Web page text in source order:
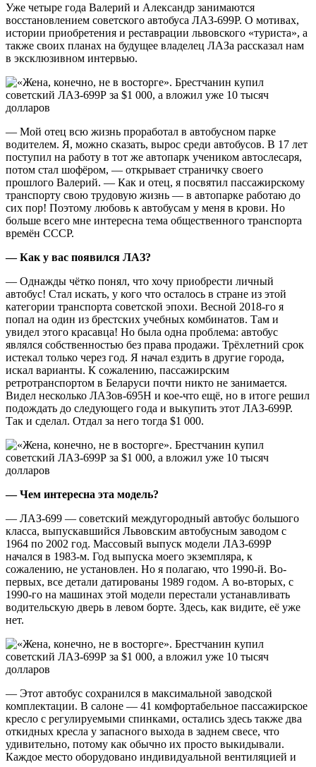
Уже четыре года Валерий и Александр занимаются
восстановлением советского автобуса ЛАЗ-699Р. О мотивах,
истории приобретения и реставрации львовского «туриста», а
также своих планах на будущее владелец ЛАЗа рассказал нам
в эксклюзивном интервью.
— Мой отец всю жизнь проработал в автобусном парке
водителем. Я, можно сказать, вырос среди автобусов. В 17 лет
поступил на работу в тот же автопарк учеником автослесаря,
потом стал шофёром, — открывает страничку своего
прошлого Валерий. — Как и отец, я посвятил пассажирскому
транспорту свою трудовую жизнь — в автопарке работаю до
сих пор! Поэтому любовь к автобусам у меня в крови. Но
больше всего мне интересна тема общественного транспорта
времён СССР.
— Как у вас появился ЛАЗ?
— Однажды чётко понял, что хочу приобрести личный
автобус! Стал искать, у кого что осталось в стране из этой
категории транспорта советской эпохи. Весной 2018-го я
попал на один из брестских учебных комбинатов. Там и
увидел этого красавца! Но была одна проблема: автобус
являлся собственностью без права продажи. Трёхлетний срок
истекал только через год. Я начал ездить в другие города,
искал варианты. К сожалению, пассажирским
ретротранспортом в Беларуси почти никто не занимается.
Видел несколько ЛАЗов-695Н и кое-что ещё, но в итоге решил
подождать до следующего года и выкупить этот ЛАЗ-699Р.
Так и сделал. Отдал за него тогда $1 000.
— Чем интересна эта модель?
— ЛАЗ-699 — советский междугородный автобус большого
класса, выпускавшийся Львовским автобусным заводом с
1964 по 2002 год. Массовый выпуск модели ЛАЗ-699Р
начался в 1983-м. Год выпуска моего экземпляра, к
сожалению, не установлен. Но я полагаю, что 1990-й. Во-
первых, все детали датированы 1989 годом. А во-вторых, с
1990-го на машинах этой модели перестали устанавливать
водительскую дверь в левом борте. Здесь, как видите, её уже
нет.
— Этот автобус сохранился в максимальной заводской
комплектации. В салоне — 41 комфортабельное пассажирское
кресло с регулируемыми спинками, остались здесь также два
откидных кресла у запасного выхода в заднем свесе, что
удивительно, потому как обычно их просто выкидывали.
Каждое место оборудовано индивидуальной вентиляцией и